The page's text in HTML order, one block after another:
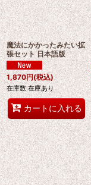
魔法にかかったみたい拡
張セット 日本語版
1,870円(税込)
在庫数 在庫あり
カートに入れる